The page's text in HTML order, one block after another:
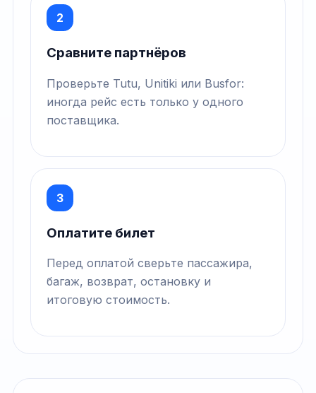
2
Сравните партнёров
Проверьте Tutu, Unitiki или Busfor:
иногда рейс есть только у одного
поставщика.
3
Оплатите билет
Перед оплатой сверьте пассажира,
багаж, возврат, остановку и
итоговую стоимость.